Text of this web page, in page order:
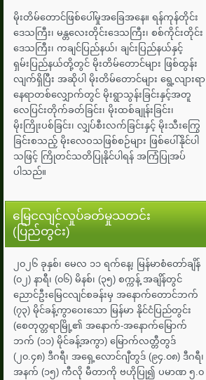
မိုးတိမ်တောင်ဖြစ်ပေါ်မှုအခြေအနေ။ ရန်ကုန်တိုင်း
ဒေသကြီး၊ မန္တလေးတိုင်းဒေသကြီး၊ စစ်ကိုင်းတိုင်း
ဒေသကြီး၊ ကချင်ပြည်နယ်၊ ချင်းပြည်နယ်နှင့်
ရှမ်းပြည်နယ်တို့တွင် မိုးတိမ်တောင်များ ဖြစ်ထွန်း
လျက်ရှိပြီး အဆိုပါ မိုးတိမ်တောင်များ ရွေ့လျားရာ
နေရာတစ်လျှောက်တွင် မိုးရွာသွန်းခြင်းနှင့်အတူ
လေပြင်းတိုက်ခတ်ခြင်း၊ မိုးထစ်ချုန်းခြင်း၊
မိုးကြိုးပစ်ခြင်း၊ လျှပ်စီးလက်ခြင်းနှင့် မိုးသီးကြွေ
ခြင်းစသည့် မိုးလေဝသဖြစ်စဉ်များ ဖြစ်ပေါ်နိုင်ပါ
သဖြင့် ကြိုတင်သတိပြုနိုင်ပါရန် အကြံပြုအပ်
ပါသည်။
မြေငလျင်လှုပ်ခတ်မှုသတင်း
(ပြည်တွင်း)
၂၀၂၆ ခုနှစ်၊ မေလ ၁၁ ရက်နေ့၊ မြန်မာစံတော်ချိန်
(၀၂) နာရီ၊ (၀၆) မိနစ်၊ (၃၅) စက္ကန့် အချိန်တွင်
ညောင်ဦးမြေငလျင်စခန်းမှ အနောက်တောင်ဘက်
(၇၃) မိုင်ခန့်ကွာဝေးသော မြန်မာ နိုင်ငံပြည်တွင်း
(စေတုတ္တရာမြို့၏ အနောက်-အနောက်မြောက်
ဘက် (၁၁) မိုင်ခန့်အကွာ) မြောက်လတ္တီတွဒ်
(၂၀.၄၈) ဒီဂရီ၊ အရှေ့လောင်ဂျီတွဒ် (၉၄.၀၈) ဒီဂရီ၊
အနက် (၁၅) ကီလို မီတာကို ဗဟိုပြု၍ ပမာဏ ၅.၀